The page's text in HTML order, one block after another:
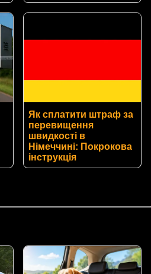
Як сплатити штраф за
перевищення
швидкості в
Німеччині: Покрокова
інструкція